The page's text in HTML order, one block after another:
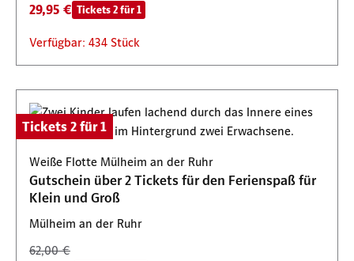
29,95 € Tickets 2 für 1
Verfügbar: 434 Stück
Tickets 2 für 1
Weiße Flotte Mülheim an der Ruhr
Gutschein über 2 Tickets für den Ferienspaß für
Klein und Groß
Mülheim an der Ruhr
62,00 €